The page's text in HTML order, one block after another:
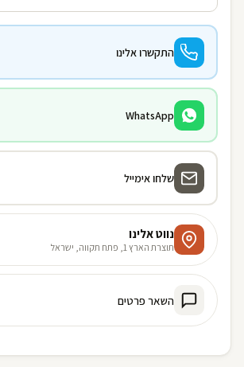
התקשרו אלינו
WhatsApp
שלחו אימייל
נווט אלינו
תוצרת הארץ 1, פתח תקווה, ישראל
השאר פרטים